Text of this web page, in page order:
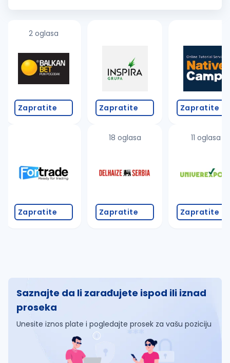
2 oglasa
Zapratite
Zapratite
Zapratite
18 oglasa
Zapratite
Zapratite
11 oglasa
Zapratite
Saznajte da li zarađujete ispod ili iznad
proseka
Unesite iznos plate i pogledajte prosek za vašu poziciju